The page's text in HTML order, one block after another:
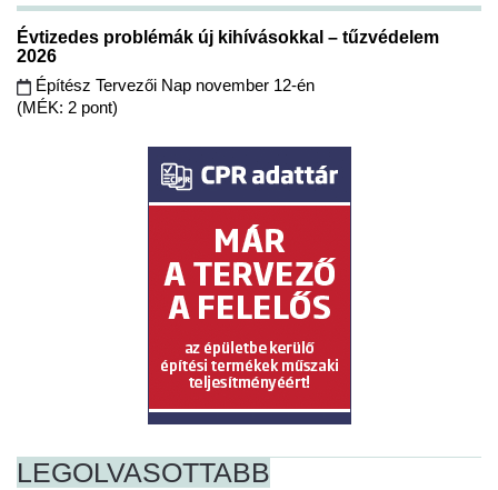
Évtizedes problémák új kihívásokkal – tűzvédelem
2026
Építész Tervezői Nap november 12-én
(MÉK: 2 pont)
LEGOLVASOTTABB